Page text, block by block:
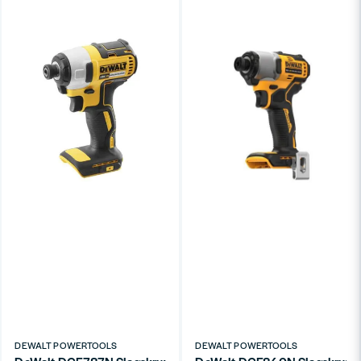
DEWALT POWERTOOLS DEWALT POWERTOOLS